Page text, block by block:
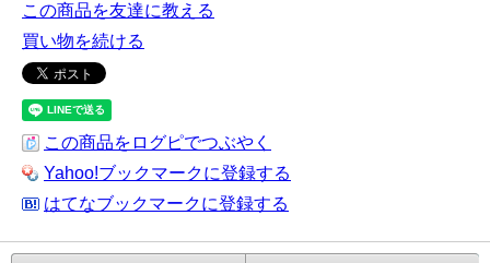
この商品を友達に教える
買い物を続ける
この商品をログピでつぶやく
Yahoo!ブックマークに登録する
はてなブックマークに登録する